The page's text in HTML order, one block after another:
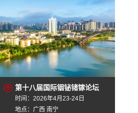
第十八届国际铟铋锗镓论坛
时间：2026年4月23-24日
地点：广西 南宁